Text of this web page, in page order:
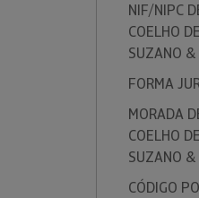
NIF/NIPC
COELHO
SUZANO &
FORMA
MORADA
COELHO
SUZANO &
CÓDIGO